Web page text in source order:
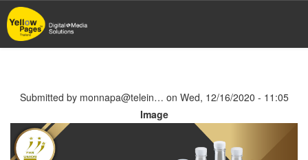
Skip
to
main
Submitted by monnapa@telein… on Wed, 12/16/2020 - 11:05
Image